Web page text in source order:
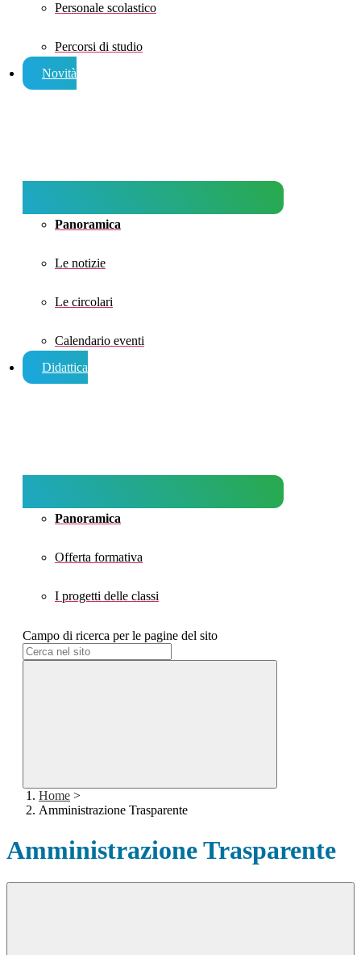
Personale scolastico
Percorsi di studio
Novità
Panoramica
Le notizie
Le circolari
Calendario eventi
Didattica
Panoramica
Offerta formativa
I progetti delle classi
Campo di ricerca per le pagine del sito
Home >
Amministrazione Trasparente
Amministrazione Trasparente